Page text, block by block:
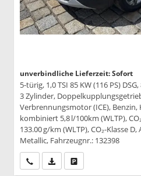
unverbindliche Lieferzeit: Sofort
5-türig, 1,0 TSI 85 KW (116 PS)
3 Zylinder,
Verbrennungsmotor (ICE),
kombiniert 5,8 l/100km (WLTP),
133.00 g/km (WLTP), CO₂-Klasse
Metallic, Fahrzeugnr.: 132398
Wir rufen Sie an
PDF-Datei,